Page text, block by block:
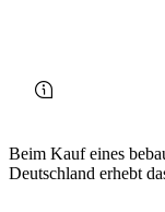
Beim Kauf eines
Deutschland erhebt